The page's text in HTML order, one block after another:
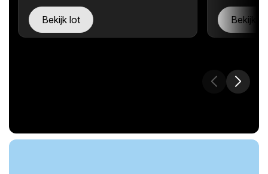
Bekijk lot Bekijk